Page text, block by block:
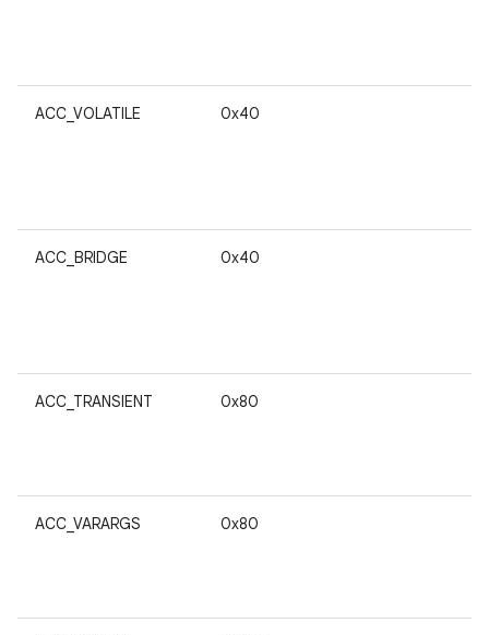
ACC_VOLATILE 0x40
ACC_BRIDGE 0x40
ACC_TRANSIENT 0x80
ACC_VARARGS 0x80